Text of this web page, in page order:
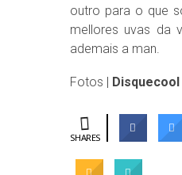
outro para o que
mellores uvas da
ademais a man.
Fotos | Disquecool
SHARES